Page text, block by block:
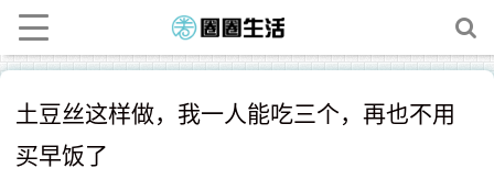
土豆丝这样做，我一人能吃三个，再也不用
买早饭了